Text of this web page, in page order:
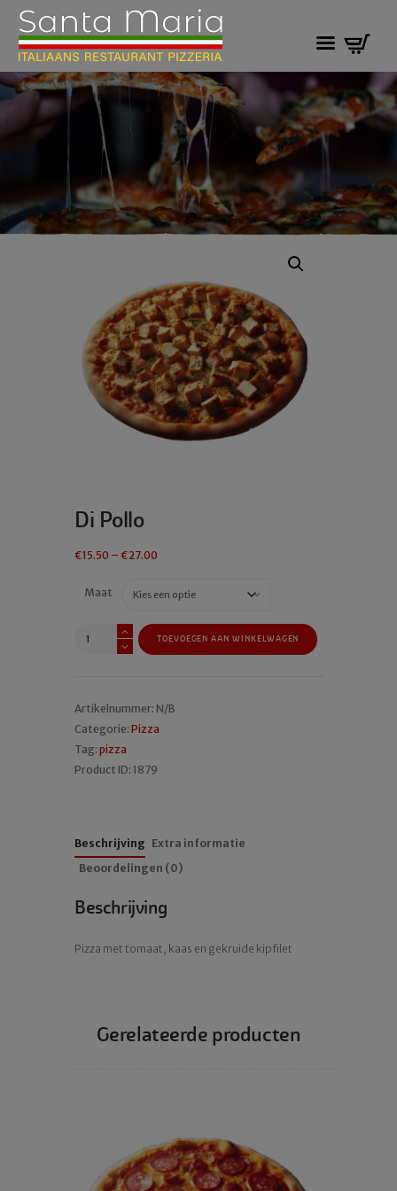
Di Pollo
€15.50 – €27.00
Maat
TOEVOEGEN AAN WINKELWAGEN
Artikelnummer: N/B
Categorie: Pizza
Tag: pizza
Product ID: 1879
Beschrijving Extra informatie
Beoordelingen (0)
Beschrijving
Pizza met tomaat, kaas en gekruide kipfilet
Gerelateerde producten